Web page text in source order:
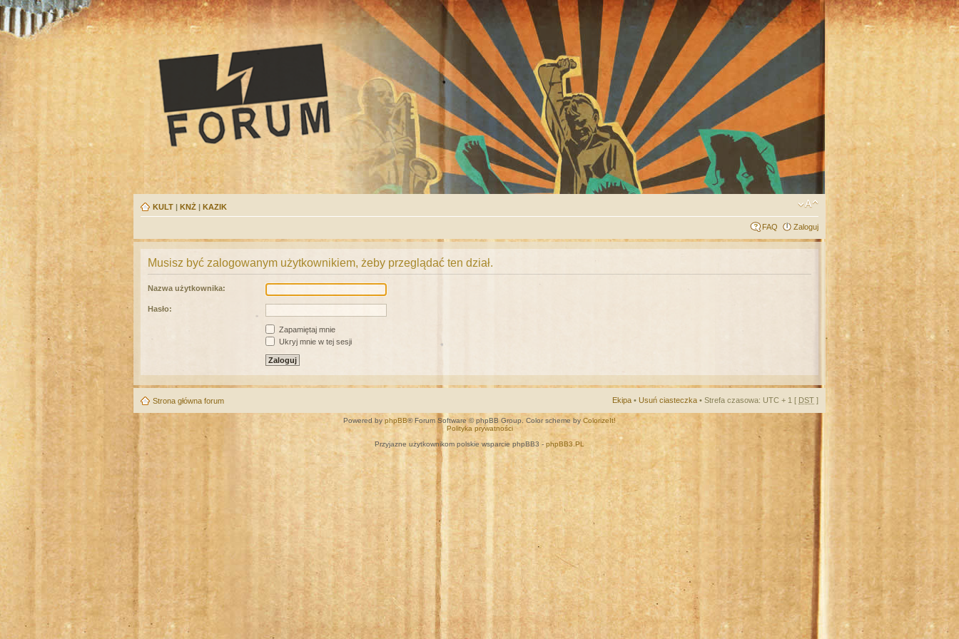
KULT | KNŻ | KAZIK
FAQ Zaloguj
Musisz być zalogowanym użytkownikiem, żeby przeglądać ten dział.
Nazwa użytkownika:
Hasło:
Zapamiętaj mnie
Ukryj mnie w tej sesji
Strona główna forum Ekipa • Usuń ciasteczka • Strefa czasowa: UTC + 1 [ DST ]
Powered by phpBB® Forum Software © phpBB Group. Color scheme by ColorizeIt!
Polityka prywatności
Przyjazne użytkownikom polskie wsparcie phpBB3 - phpBB3.PL